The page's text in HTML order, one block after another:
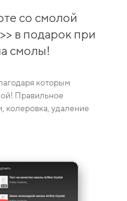
со смолой
в подарок при
смолы!
которым
Правильное
колеровка, удаление